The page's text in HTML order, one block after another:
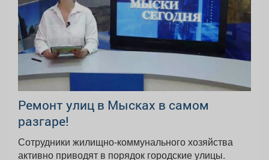
Ремонт улиц в Мысках в самом
разгаре!
Сотрудники жилищно‑коммунального хозяйства
активно приводят в порядок городские улицы.